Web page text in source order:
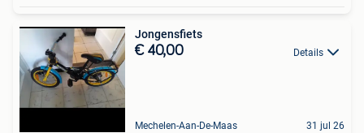
Jongensfiets
€ 40,00 Details
Mechelen-Aan-De-Maas 31 jul 26